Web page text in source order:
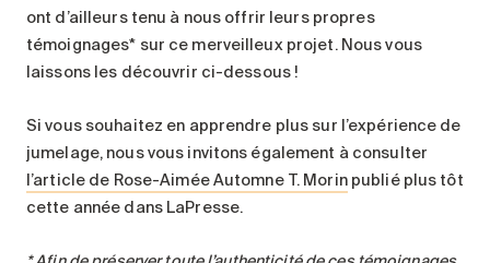
ont d’ailleurs tenu à nous offrir leurs propres
témoignages* sur ce merveilleux projet. Nous vous
laissons les découvrir ci-dessous !
Si vous souhaitez en apprendre plus sur l’expérience de
jumelage, nous vous invitons également à consulter
l’article de Rose-Aimée Automne T. Morinpublié plus tôt
cette année dans LaPresse.